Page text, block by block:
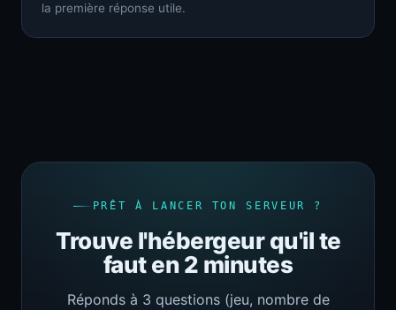
la première réponse utile.
PRÊT À LANCER TON SERVEUR ?
Trouve l'hébergeur qu'il te
faut en 2 minutes
Réponds à 3 questions (jeu, nombre de